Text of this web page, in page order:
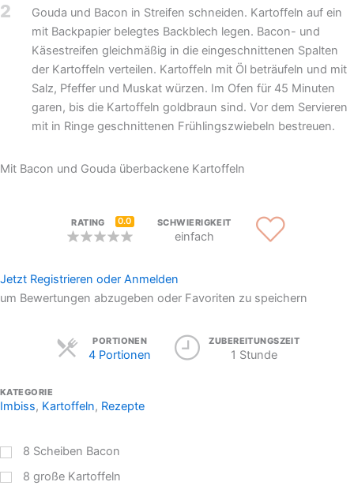
2
Gouda und Bacon in Streifen schneiden. Kartoffeln auf ein
mit Backpapier belegtes Backblech legen. Bacon- und
Käsestreifen gleichmäßig in die eingeschnittenen Spalten
der Kartoffeln verteilen. Kartoffeln mit Öl beträufeln und mit
Salz, Pfeffer und Muskat würzen. Im Ofen für 45 Minuten
garen, bis die Kartoffeln goldbraun sind. Vor dem Servieren
mit in Ringe geschnittenen Frühlingszwiebeln bestreuen.
Mit Bacon und Gouda überbackene Kartoffeln
RATING 0.0 SCHWIERIGKEIT
einfach
Jetzt Registrieren oder Anmelden
um Bewertungen abzugeben oder Favoriten zu speichern
PORTIONEN
4 Portionen
Servings ZUBEREITUNGSZEIT
1 Stunde
KATEGORIE
Imbiss, Kartoffeln, Rezepte
8 Scheiben Bacon
8 große Kartoffeln